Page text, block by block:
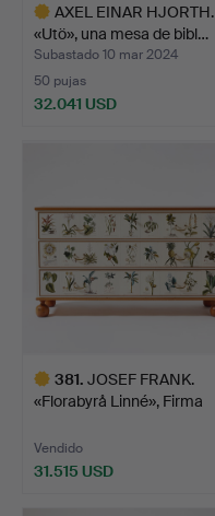
AXEL EINAR HJORTH.
«Utö», una mesa de bibl…
Subastado 10 mar 2024
50 pujas
32.041 USD
381. JOSEF FRANK.
«Florabyrå Linné», Firma
Vendido
31.515 USD